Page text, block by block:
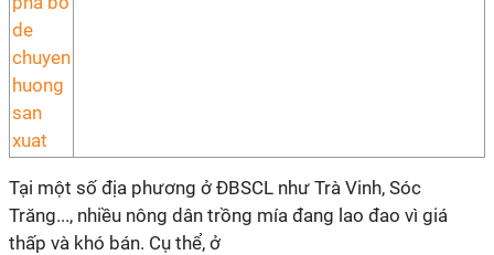
Tại một số địa phương ở ĐBSCL như Trà Vinh, Sóc
Trăng..., nhiều nông dân trồng mía đang lao đao vì giá
thấp và khó bán. Cụ thể, ở